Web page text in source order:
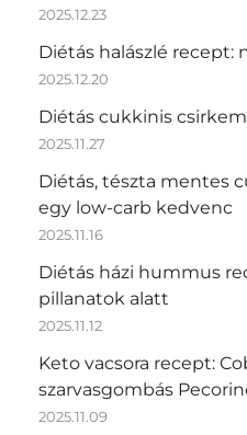
2025.12.23
Diétás halászlé recept:
2025.12.20
Diétás cukkinis
2025.11.27
Diétás, tészta mentes
egy low-carb kedvenc
2025.11.16
Diétás házi hummus
pillanatok alatt
2025.11.12
Keto vacsora recept:
szarvasgombás
2025.11.09